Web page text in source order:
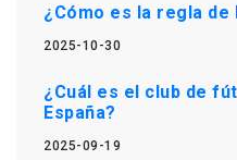
¿Cómo es la regla de
2025-10-30
¿Cuál es el club de
España?
2025-09-19